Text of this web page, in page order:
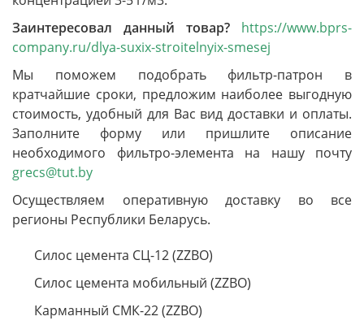
Заинтересовал данный товар?
https://www.bprs-
company.ru/dlya-suxix-stroitelnyix-smesej
Мы поможем подобрать фильтр-патрон в
кратчайшие сроки, предложим наиболее выгодную
стоимость, удобный для Вас вид доставки и оплаты.
Заполните форму или пришлите описание
необходимого фильтро-элемента на нашу почту
grecs@tut.by
Осуществляем оперативную доставку во все
регионы Республики Беларусь.
Силос цемента СЦ-12 (ZZBO)
Силос цемента мобильный (ZZBO)
Карманный СМК-22 (ZZBO)